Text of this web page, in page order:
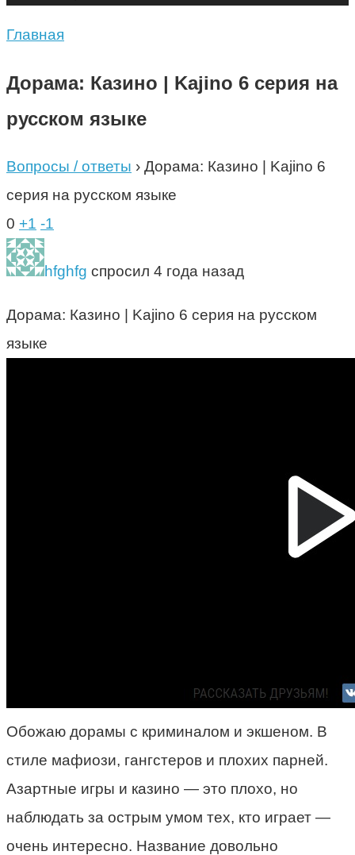
Главная
Дорама: Казино | Kajino 6 серия на
русском языке
Вопросы / ответы › Дорама: Казино | Kajino 6
серия на русском языке
0 +1 -1
hfghfg спросил 4 года назад
Дорама: Казино | Kajino 6 серия на русском
языке
Обожаю дорамы с криминалом и экшеном. В
стиле мафиози, гангстеров и плохих парней.
Азартные игры и казино — это плохо, но
наблюдать за острым умом тех, кто играет —
очень интересно. Название довольно